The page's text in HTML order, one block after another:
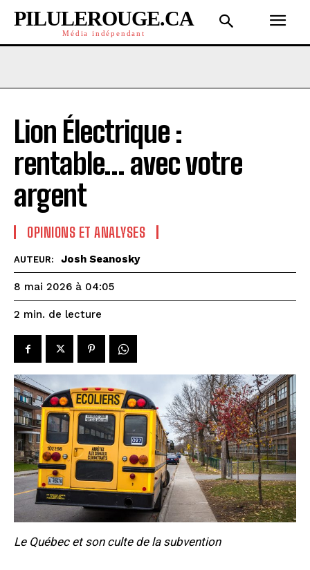
PILULEROUGE.CA
Média indépendant
Lion Électrique :
rentable… avec votre
argent
OPINIONS ET ANALYSES
AUTEUR: Josh Seanosky
8 mai 2026 à 04:05
2 min. de lecture
Le Québec et son culte de la subvention